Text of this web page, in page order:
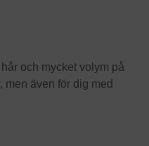
och mycket volym på
men även för dig med